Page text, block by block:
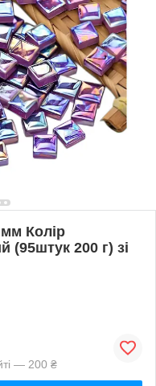
Колір
(95штук 200 г) зі
— 200 ₴